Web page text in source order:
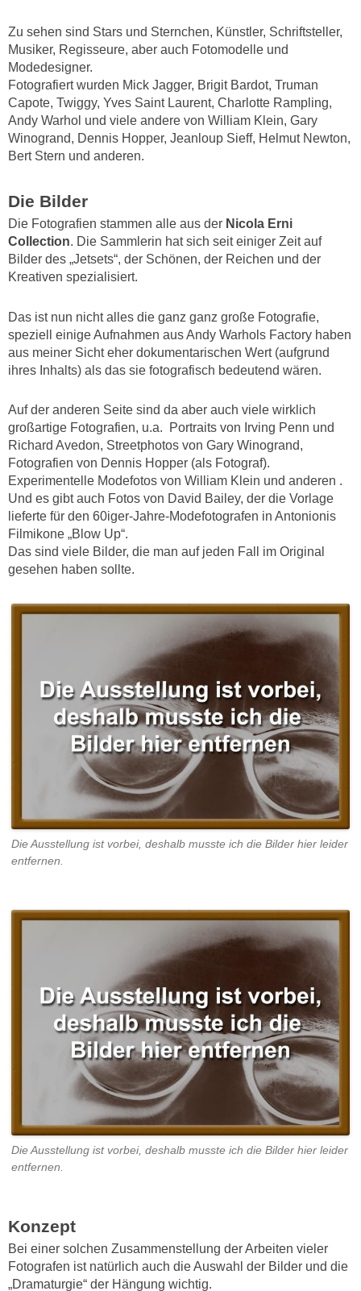
Zu sehen sind Stars und Sternchen, Künstler, Schriftsteller,
Musiker, Regisseure, aber auch Fotomodelle und
Modedesigner.
Fotografiert wurden Mick Jagger, Brigit Bardot, Truman
Capote, Twiggy, Yves Saint Laurent, Charlotte Rampling,
Andy Warhol und viele andere von William Klein, Gary
Winogrand, Dennis Hopper, Jeanloup Sieff, Helmut Newton,
Bert Stern und anderen.
Die Bilder
Die Fotografien stammen alle aus der Nicola Erni
Collection. Die Sammlerin hat sich seit einiger Zeit auf
Bilder des „Jetsets“, der Schönen, der Reichen und der
Kreativen spezialisiert.
Das ist nun nicht alles die ganz ganz große Fotografie,
speziell einige Aufnahmen aus Andy Warhols Factory haben
aus meiner Sicht eher dokumentarischen Wert (aufgrund
ihres Inhalts) als das sie fotografisch bedeutend wären.
Auf der anderen Seite sind da aber auch viele wirklich
großartige Fotografien, u.a. Portraits von Irving Penn und
Richard Avedon, Streetphotos von Gary Winogrand,
Fotografien von Dennis Hopper (als Fotograf).
Experimentelle Modefotos von William Klein und anderen .
Und es gibt auch Fotos von David Bailey, der die Vorlage
lieferte für den 60iger-Jahre-Modefotografen in Antonionis
Filmikone „Blow Up“.
Das sind viele Bilder, die man auf jeden Fall im Original
gesehen haben sollte.
Die Ausstellung ist vorbei, deshalb musste ich die Bilder hier leider
entfernen.
Die Ausstellung ist vorbei, deshalb musste ich die Bilder hier leider
entfernen.
Konzept
Bei einer solchen Zusammenstellung der Arbeiten vieler
Fotografen ist natürlich auch die Auswahl der Bilder und die
„Dramaturgie“ der Hängung wichtig.